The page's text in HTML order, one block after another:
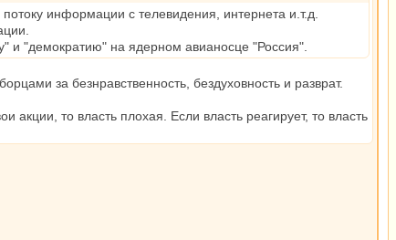
информации с телевидения, интернета и.т.д.
и "демократию" на ядерном авианосце "Россия".
за безнравственность, бездуховность и разврат.
акции, то власть плохая. Если власть реагирует, то власть